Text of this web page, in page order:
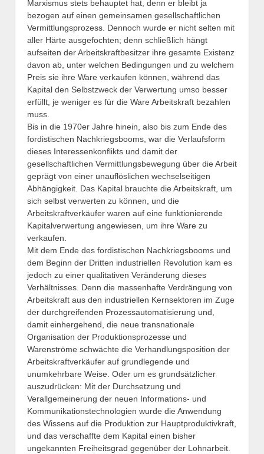
Marxismus stets behauptet hat, denn er bleibt ja
bezogen auf einen gemeinsamen gesellschaftlichen
Vermittlungsprozess. Dennoch wurde er nicht selten mit
aller Härte ausgefochten; denn schließlich hängt
aufseiten der Arbeitskraftbesitzer ihre gesamte Existenz
davon ab, unter welchen Bedingungen und zu welchem
Preis sie ihre Ware verkaufen können, während das
Kapital den Selbstzweck der Verwertung umso besser
erfüllt, je weniger es für die Ware Arbeitskraft bezahlen
muss.
Bis in die 1970er Jahre hinein, also bis zum Ende des
fordistischen Nachkriegsbooms, war die Verlaufsform
dieses Interessenkonflikts und damit der
gesellschaftlichen Vermittlungsbewegung über die Arbeit
geprägt von einer unauflöslichen wechselseitigen
Abhängigkeit. Das Kapital brauchte die Arbeitskraft, um
sich selbst verwerten zu können, und die
Arbeitskraftverkäufer waren auf eine funktionierende
Kapitalverwertung angewiesen, um ihre Ware zu
verkaufen.
Mit dem Ende des fordistischen Nachkriegsbooms und
dem Beginn der Dritten industriellen Revolution kam es
jedoch zu einer qualitativen Veränderung dieses
Verhältnisses. Denn die massenhafte Verdrängung von
Arbeitskraft aus den industriellen Kernsektoren im Zuge
der durchgreifenden Prozessautomatisierung und,
damit einhergehend, die neue transnationale
Organisation der Produktionsprozesse und
Warenströme schwächte die Verhandlungsposition der
Arbeitskraftverkäufer auf grundlegende und
unumkehrbare Weise. Oder um es grundsätzlicher
auszudrücken: Mit der Durchsetzung und
Verallgemeinerung der neuen Informations- und
Kommunikationstechnologien wurde die Anwendung
des Wissens auf die Produktion zur Hauptproduktivkraft,
und das verschaffte dem Kapital einen bisher
ungekannten Freiheitsgrad gegenüber der Lohnarbeit.